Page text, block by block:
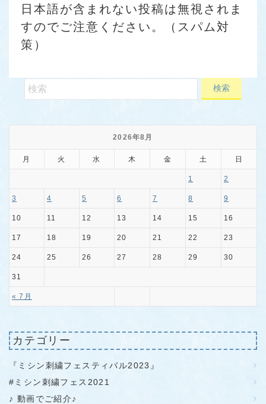
日本語が含まれない投稿は無視されま
すのでご注意ください。（スパム対
策）
2026年8月
月 火 水 木 金 土 日
« 7月
1 2
3 4 5 6 7 8 9
10 11 12 13 14 15 16
17 18 19 20 21 22 23
24 25 26 27 28 29 30
31
カテゴリー
『ミシン刺繍フェスティバル2023』
#ミシン刺繍フェス2021
♪ 動画でご紹介♪